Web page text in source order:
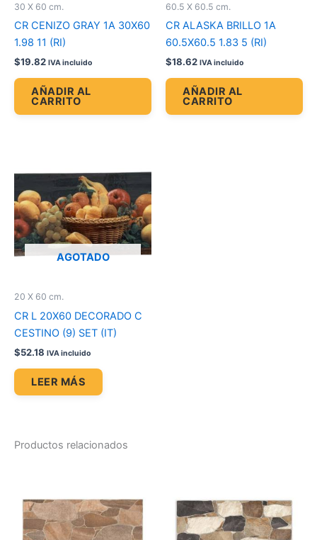
30 X 60 cm.
CR CENIZO GRAY 1A 30X60
1.98 11 (RI)
$19.82 IVA incluido
AÑADIR AL
CARRITO
60.5 X 60.5 cm.
CR ALASKA BRILLO 1A
60.5X60.5 1.83 5 (RI)
$18.62 IVA incluido
AÑADIR AL
CARRITO
AGOTADO
20 X 60 cm.
CR L 20X60 DECORADO C
CESTINO (9) SET (IT)
$52.18 IVA incluido
LEER MÁS
Productos relacionados